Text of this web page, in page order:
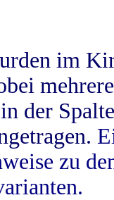
im
der
zu